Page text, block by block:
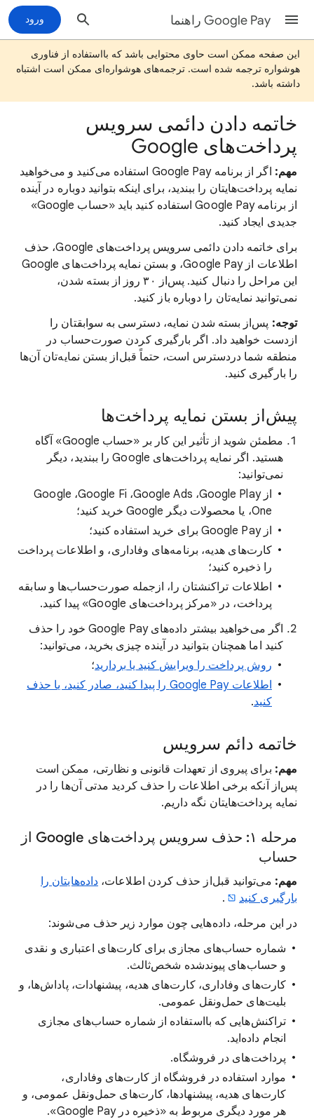
Google Pay راهنما ورود
این صفحه ممکن است حاوی محتوایی باشد که بااستفاده از فناوری
هوشواره ترجمه شده است. ترجمه‌های هوشواره‌ای ممکن است اشتباه
داشته باشد.
خاتمه دادن دائمی سرویس
پرداخت‌های Google
مهم:
اگر از برنامه Google Pay استفاده می‌کنید و می‌خواهید
نمایه پرداخت‌هایتان را ببندید، برای اینکه بتوانید دوباره در آینده
از برنامه Google Pay استفاده کنید باید «حساب Google»
جدیدی ایجاد کنید.
برای خاتمه دادن دائمی سرویس پرداخت‌های Google، حذف
اطلاعات از Google Pay، و بستن نمایه پرداخت‌های Google
این مراحل را دنبال کنید. پس‌از ۳۰ روز از بسته شدن،
نمی‌توانید نمایه‌تان را دوباره باز کنید.
توجه: پس‌از بسته شدن نمایه، دسترسی به سوابقتان را
ازدست خواهید داد. اگر بارگیری کردن صورت‌حساب در
منطقه شما دردسترس است، حتماً قبل‌از بستن نمایه‌تان آن‌ها
را بارگیری کنید.
پیش‌از بستن نمایه پرداخت‌ها
مطمئن شوید از تأثیر این کار بر «حساب Google» آگاه
هستید. اگر نمایه پرداخت‌های Google را ببندید، دیگر
نمی‌توانید:
از Google Play، ‏Google Ads، ‏Google Fi، ‏Google
One، یا محصولات دیگر Google خرید کنید؛
از Google Pay برای خرید استفاده کنید؛
کارت‌های هدیه، برنامه‌های وفاداری، و اطلاعات پرداخت
را ذخیره کنید؛
اطلاعات تراکنشتان را، ازجمله صورت‌حساب‌ها و سابقه
پرداخت، در «مرکز پرداخت‌های Google» پیدا کنید.
اگر می‌خواهید بیشتر داده‌های Google Pay خود را حذف
کنید اما همچنان بتوانید در آینده چیزی بخرید، می‌توانید:
روش پرداخت را ویرایش کنید یا بردارید؛
اطلاعات Google Pay را پیدا کنید، صادر کنید، یا حذف
کنید.
خاتمه دائم سرویس
مهم: برای پیروی از تعهدات قانونی و نظارتی، ممکن است
پس‌از آنکه برخی اطلاعات را حذف کردید مدتی آن‌ها را در
نمایه پرداخت‌هایتان نگه داریم.
مرحله ۱: حذف سرویس پرداخت‌های Google از
حساب
مهم: می‌توانید قبل‌از حذف کردن اطلاعات، داده‌هایتان را
بارگیری کنید
.
در این مرحله، داده‌هایی چون موارد زیر حذف می‌شوند:
شماره حساب‌های مجازی برای کارت‌های اعتباری و نقدی
و حساب‌های پیوند‌شده شخص‌ثالث.
کارت‌های وفاداری، کارت‌های هدیه، پیشنهادات، پاداش‌ها، و
بلیت‌های حمل‌و‌نقل عمومی.
تراکنش‌هایی که بااستفاده از شماره حساب‌های مجازی
انجام داده‌اید.
پرداخت‌های در فروشگاه.
موارد استفاده در فروشگاه از کارت‌های وفاداری،
کارت‌های هدیه، پیشنهادها، کارت‌های حمل‌ونقل عمومی، و
هر مورد دیگری مربوط به «ذخیره در Google Pay».